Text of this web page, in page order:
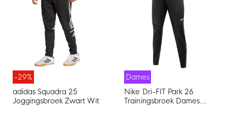
-29%
adidas Squadra 25
Joggingsbroek Zwart Wit
Dames
Nike Dri-FIT Park 26
Trainingsbroek Dames